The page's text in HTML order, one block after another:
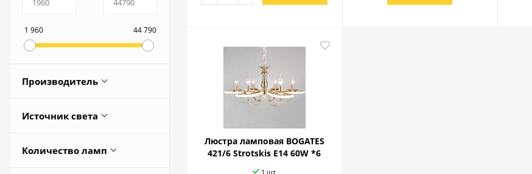
1 960 44 790
Производитель
Источник света
Количество ламп
Люстра ламповая BOGATES
421/6 Strotskis E14 60W *6
1 шт